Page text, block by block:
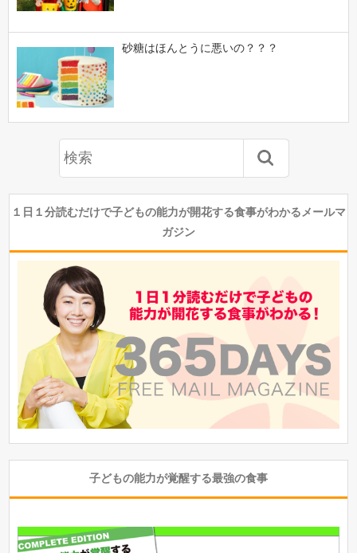
砂糖はほんとうに悪いの？？？
１日１分読むだけで子どもの能力が開花する食事がわかるメールマ
ガジン
子どもの能力が覚醒する最強の食事